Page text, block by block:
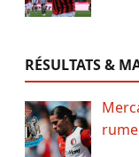
RÉSULTATS &